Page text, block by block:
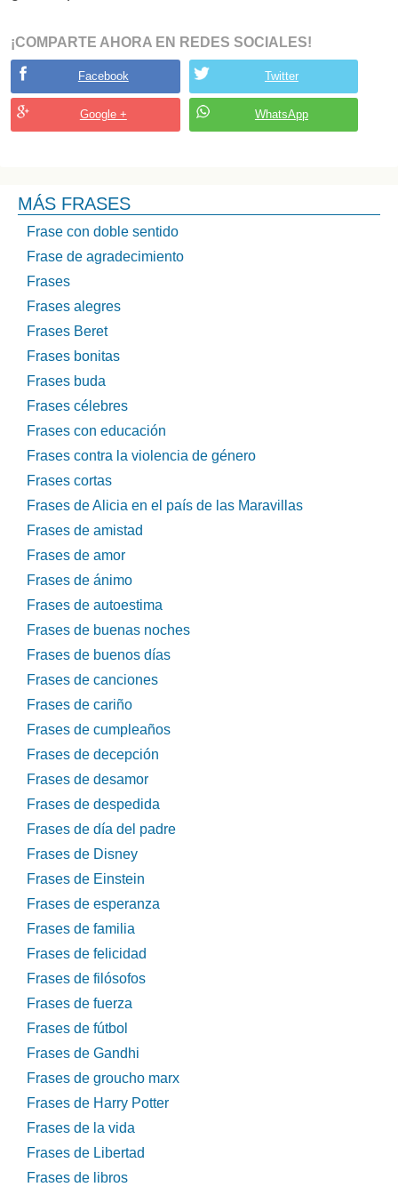
¡COMPARTE AHORA EN REDES SOCIALES!
Facebook Twitter
Google + WhatsApp
MÁS FRASES
Frase con doble sentido
Frase de agradecimiento
Frases
Frases alegres
Frases Beret
Frases bonitas
Frases buda
Frases célebres
Frases con educación
Frases contra la violencia de género
Frases cortas
Frases de Alicia en el país de las Maravillas
Frases de amistad
Frases de amor
Frases de ánimo
Frases de autoestima
Frases de buenas noches
Frases de buenos días
Frases de canciones
Frases de cariño
Frases de cumpleaños
Frases de decepción
Frases de desamor
Frases de despedida
Frases de día del padre
Frases de Disney
Frases de Einstein
Frases de esperanza
Frases de familia
Frases de felicidad
Frases de filósofos
Frases de fuerza
Frases de fútbol
Frases de Gandhi
Frases de groucho marx
Frases de Harry Potter
Frases de la vida
Frases de Libertad
Frases de libros